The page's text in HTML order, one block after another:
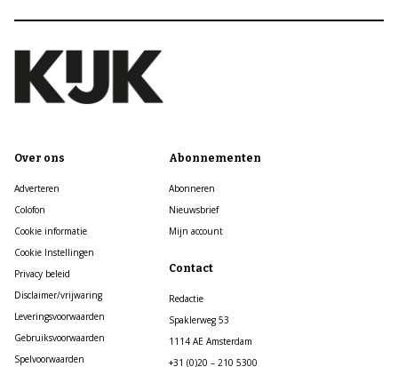
Over ons
Adverteren
Colofon
Cookie informatie
Cookie Instellingen
Privacy beleid
Disclaimer/vrijwaring
Leveringsvoorwaarden
Gebruiksvoorwaarden
Spelvoorwaarden
Abonnementen
Abonneren
Nieuwsbrief
Mijn account
Contact
Redactie
Spaklerweg 53
1114 AE Amsterdam
+31 (0)20 – 210 5300